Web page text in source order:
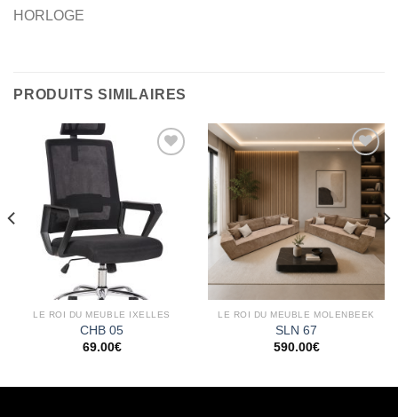
HORLOGE
PRODUITS SIMILAIRES
LE ROI DU MEUBLE IXELLES
CHB 05
69.00€
Ajouter
à la
wishlist
LE ROI DU MEUBLE MOLENBEEK
SLN 67
590.00€